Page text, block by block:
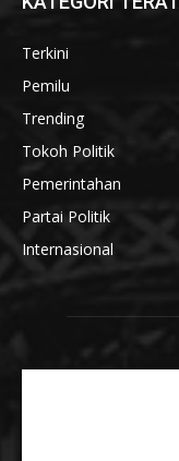
Terkini
Pemilu
Trending
Tokoh Politik
Pemerintahan
Partai Politik
Internasional